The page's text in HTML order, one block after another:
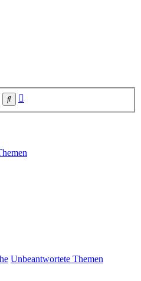
Suche
Unbeantwortete Themen